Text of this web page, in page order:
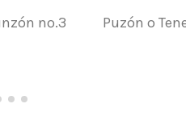
nº.3 Puzón o